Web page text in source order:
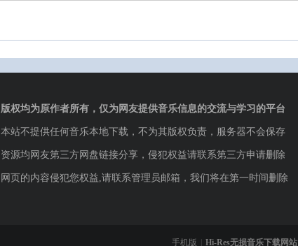
版权均为原作者所有，仅为网友提供音乐信息的交流与学习的平台
本站不提供任何音乐本地下载，不为其版权负责，服务器不会保存
资源均网友第三方网盘链接分享，侵犯权益请联系第三方申请删除
网页的内容侵犯您权益,请联系管理员邮箱，我们将在第一时间删除
手机版 Hi-Res无损音乐下载网站